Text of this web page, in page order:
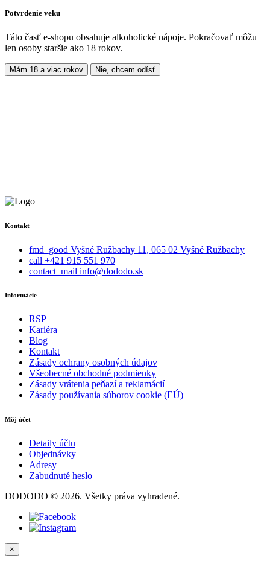
Potvrdenie veku
Táto časť e-shopu obsahuje alkoholické nápoje. Pokračovať môžu
len osoby staršie ako 18 rokov.
Mám 18 a viac rokov Nie, chcem odísť
Kontakt
fmd_good Vyšné Ružbachy 11, 065 02 Vyšné Ružbachy
call +421 915 551 970
contact_mail info@dododo.sk
Informácie
RSP
Kariéra
Blog
Kontakt
Zásady ochrany osobných údajov
Všeobecné obchodné podmienky
Zásady vrátenia peňazí a reklamácií
Zásady používania súborov cookie (EÚ)
Môj účet
Detaily účtu
Objednávky
Adresy
Zabudnuté heslo
DODODO © 2026. Všetky práva vyhradené.
×